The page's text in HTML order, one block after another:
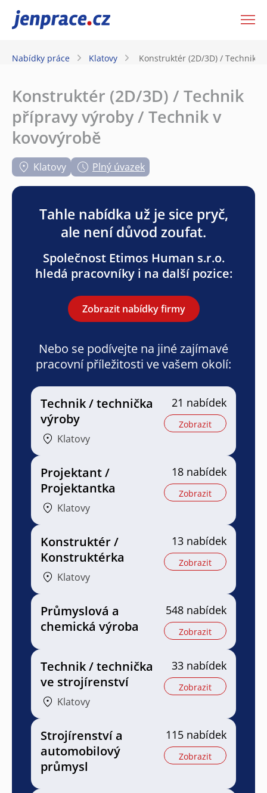
JenPráce.cz
Nabídky práce Klatovy Konstruktér (2D/3D) / Technik
Konstruktér (2D/3D) / Technik
přípravy výroby / Technik v
kovovýrobě
Klatovy Plný úvazek
Tahle nabídka už je sice pryč,
ale není důvod zoufat.
Společnost Etimos Human s.r.o.
hledá pracovníky i na další pozice:
Zobrazit nabídky firmy
Nebo se podívejte na jiné zajímavé
pracovní příležitosti ve vašem okolí:
Technik / technička
výroby
Klatovy
21 nabídek
Zobrazit
Projektant /
Projektantka
Klatovy
18 nabídek
Zobrazit
Konstruktér /
Konstruktérka
Klatovy
13 nabídek
Zobrazit
Průmyslová a
chemická výroba
548 nabídek
Zobrazit
Technik / technička
ve strojírenství
Klatovy
33 nabídek
Zobrazit
Strojírenství a
automobilový
průmysl
115 nabídek
Zobrazit